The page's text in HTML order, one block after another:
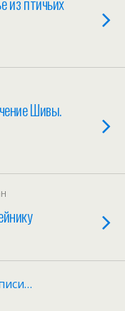
Шивы.